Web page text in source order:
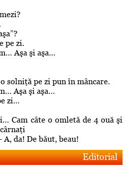
pe zi.
Aşa şi aşa…
solniţă pe zi pun în mâncare.
Aşa şi aşa…
zi…
Cam câte o omletă de 4 ouă şi
da! De băut, beau!
Editorial